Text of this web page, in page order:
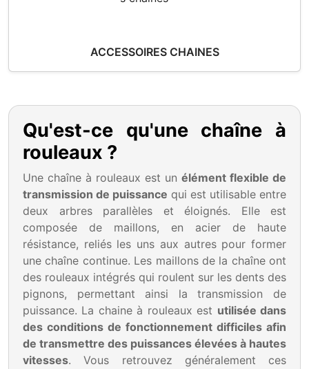
ACCESSOIRES CHAINES
Qu'est-ce qu'une chaîne à
rouleaux ?
Une chaîne à rouleaux est un élément flexible de
transmission de puissance qui est utilisable entre
deux arbres parallèles et éloignés. Elle est
composée de maillons, en acier de haute
résistance, reliés les uns aux autres pour former
une chaîne continue. Les maillons de la chaîne ont
des rouleaux intégrés qui roulent sur les dents des
pignons, permettant ainsi la transmission de
puissance. La chaine à rouleaux est utilisée dans
des conditions de fonctionnement difficiles afin
de transmettre des puissances élevées à hautes
vitesses. Vous retrouvez généralement ces